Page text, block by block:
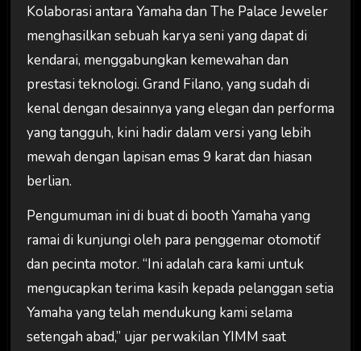
Kolaborasi antara Yamaha dan The Palace Jeweler
menghasilkan sebuah karya seni yang dapat di
kendarai, menggabungkan kemewahan dan
prestasi teknologi. Grand Filano, yang sudah di
kenal dengan desainnya yang elegan dan performa
yang tangguh, kini hadir dalam versi yang lebih
mewah dengan lapisan emas 9 karat dan hiasan
berlian.
Pengumuman ini di buat di booth Yamaha yang
ramai di kunjungi oleh para penggemar otomotif
dan pecinta motor. “Ini adalah cara kami untuk
mengucapkan terima kasih kepada pelanggan setia
Yamaha yang telah mendukung kami selama
setengah abad,” ujar perwakilan YIMM saat